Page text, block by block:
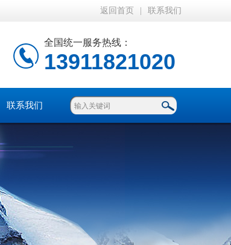
返回首页 联系我们
全国统一服务热线：
13911821020
联系我们